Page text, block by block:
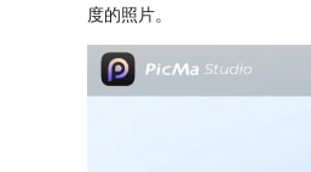
度的照片。